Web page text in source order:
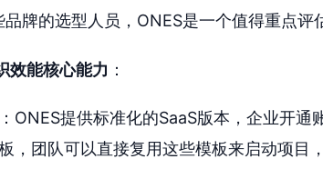
牌的选型人员，ONES是一个值得重点评
效能核心能力 ：
ONES提供标准化的SaaS版本，企业开通
，团队可以直接复用这些模板来启动项目